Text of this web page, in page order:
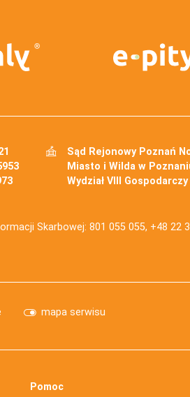
Sąd Rejonowy Poznań
Miasto i Wilda w
Wydział VIII Gospodarczy
Skarbowej: 801 055 055, +48 22
mapa serwisu
Pomoc